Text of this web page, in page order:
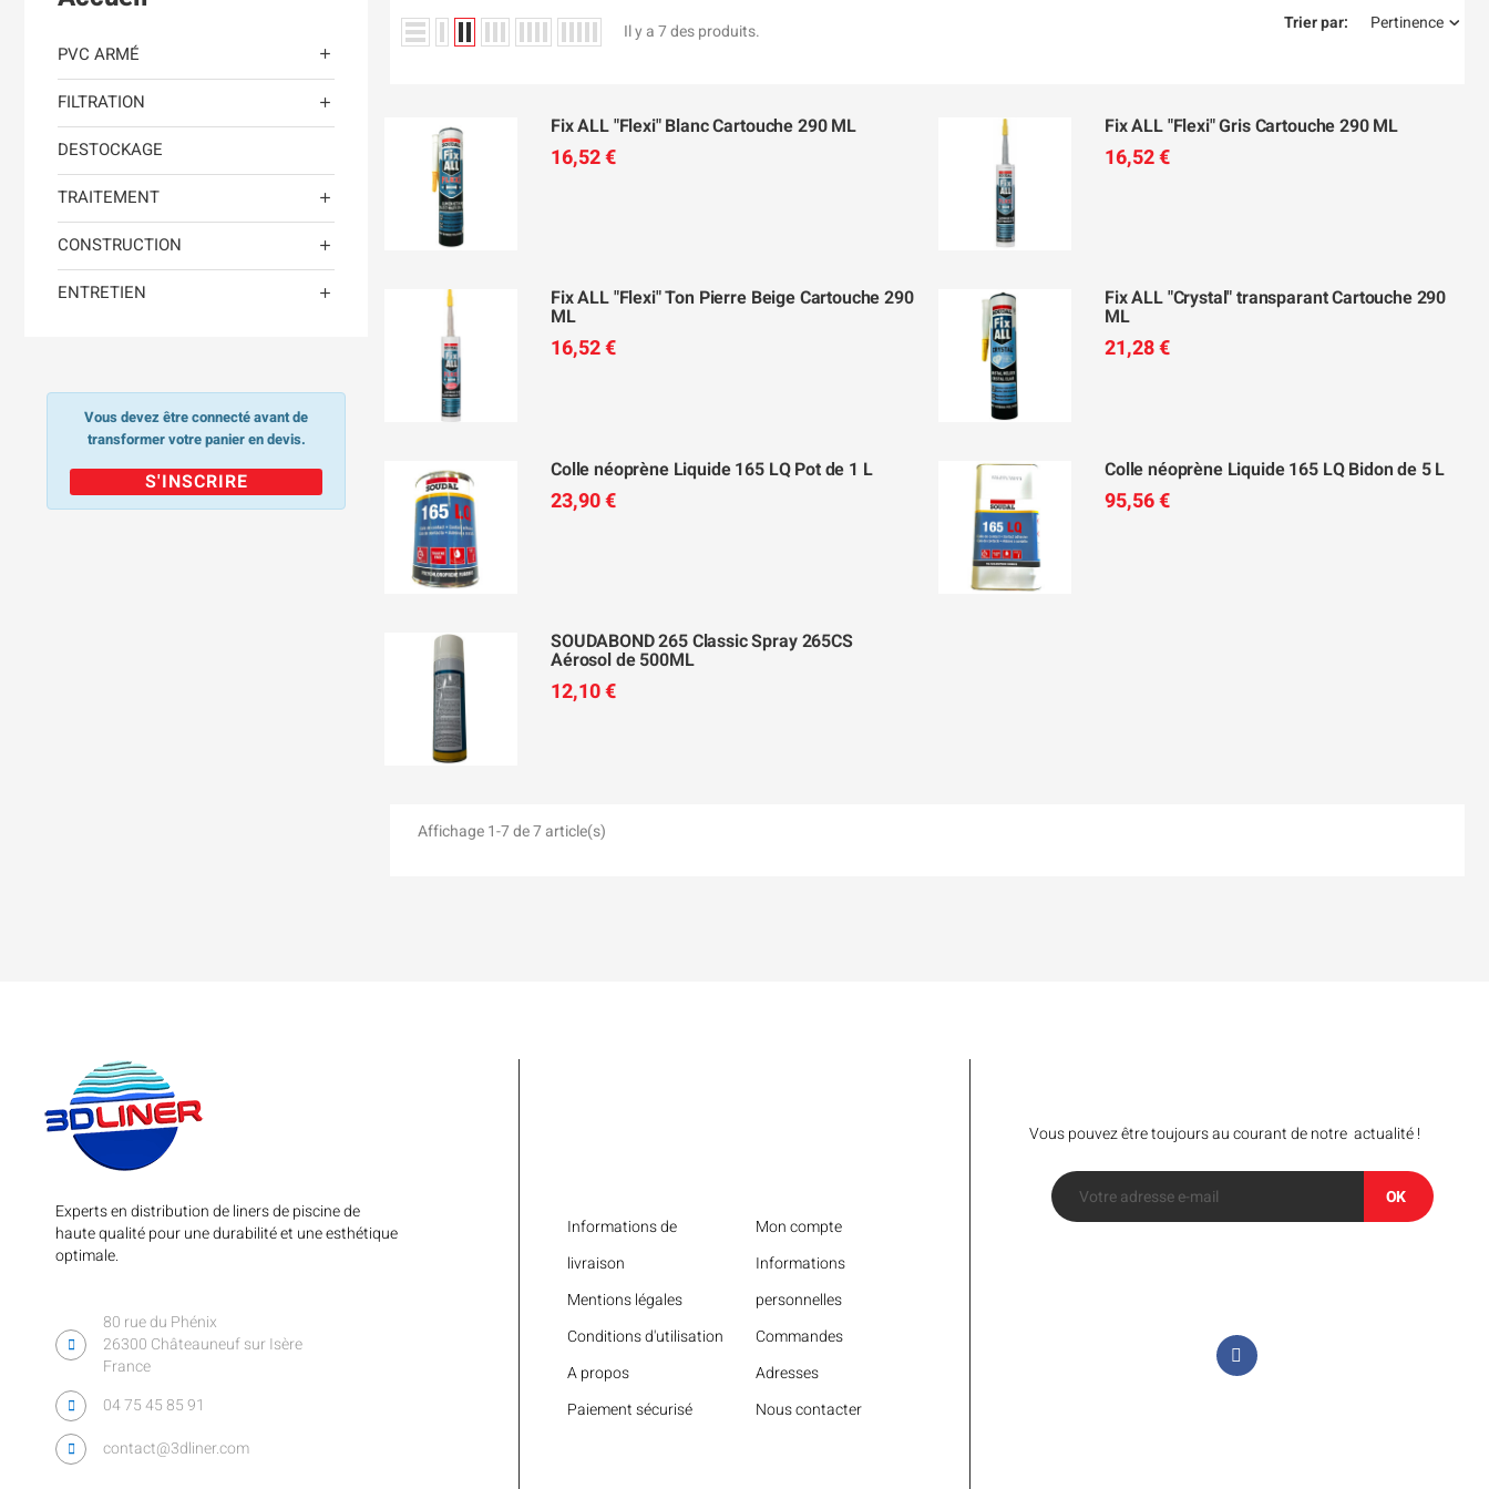
PVC ARMÉ 
FILTRATION 
DESTOCKAGE
TRAITEMENT

CONSTRUCTION 
ENTRETIEN 
Vous devez être connecté avant de
transformer votre panier en devis.
S'INSCRIRE
Il y a 7 des produits. Trier par: Pertinence
Fix ALL "Flexi" Blanc Cartouche 290 ML
16,52 €
Fix ALL "Flexi" Gris Cartouche 290 ML
16,52 €
Fix ALL "Flexi" Ton Pierre Beige Cartouche 290
ML
16,52 €
Fix ALL "Crystal" transparant Cartouche 290
ML
21,28 €
Colle néoprène Liquide 165 LQ Pot de 1 L
23,90 €
Colle néoprène Liquide 165 LQ Bidon de 5 L
95,56 €
SOUDABOND 265 Classic Spray 265CS
Aérosol de 500ML
12,10 €
Affichage 1-7 de 7 article(s)
Experts en distribution de liners de piscine de
haute qualité pour une durabilité et une esthétique
optimale.
80 rue du Phénix
26300 Châteauneuf sur Isère
France
04 75 45 85 91
contact@3dliner.com
Informations de
livraison
Mentions légales
Conditions d'utilisation
A propos
Paiement sécurisé
Mon compte
Informations
personnelles
Commandes
Adresses
Nous contacter
Vous pouvez être toujours au courant de notre actualité !
OK